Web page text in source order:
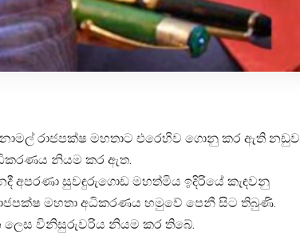
රාජපක්ෂ මහතාට එරෙහිව ගොනු කර ඇති නඩුව
නියම කර ඇත.
අපරණා සුවඳුරුගොඩ මහත්මිය ඉදිරියේ කැඳවනු
මහතා අධිකරණය හමුවේ පෙනී සිට තිබුණි.
ලෙස විනිසුරුවරිය නියම කර තිබේ.